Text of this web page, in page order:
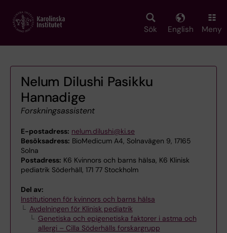
main
Sök English Meny
Nelum Dilushi Pasikku
Hannadige
Forskningsassistent
E-postadress: nelum.dilushi@ki.se
Besöksadress: BioMedicum A4, Solnavägen 9, 17165
Solna
Postadress: K6 Kvinnors och barns hälsa, K6 Klinisk
pediatrik Söderhäll, 171 77 Stockholm
Del av:
Institutionen för kvinnors och barns hälsa
Avdelningen för Klinisk pediatrik
Genetiska och epigenetiska faktorer i astma och
allergi – Cilla Söderhälls forskargrupp